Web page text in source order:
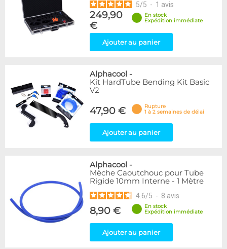
5/5 - 1 avis
249,90
€
En stock
Expédition immédiate
Ajouter au panier
Alphacool -
Kit HardTube Bending Kit Basic
V2
47,90 €
Rupture
1 à 2 semaines de délai
Ajouter au panier
Alphacool -
Mèche Caoutchouc pour Tube
Rigide 10mm Interne - 1 Mètre
4.6/5 - 8 avis
8,90 €
En stock
Expédition immédiate
Ajouter au panier